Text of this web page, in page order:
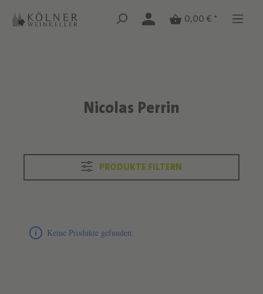
Zum Hauptinhalt springen
Zum Hauptinhalt springen
0,00 € *
Text überspringenNicolas Perrin
PRODUKTE FILTERN
Keine Produkte gefunden.